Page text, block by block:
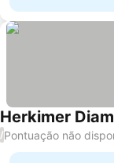
Herkimer
/Pontuação não